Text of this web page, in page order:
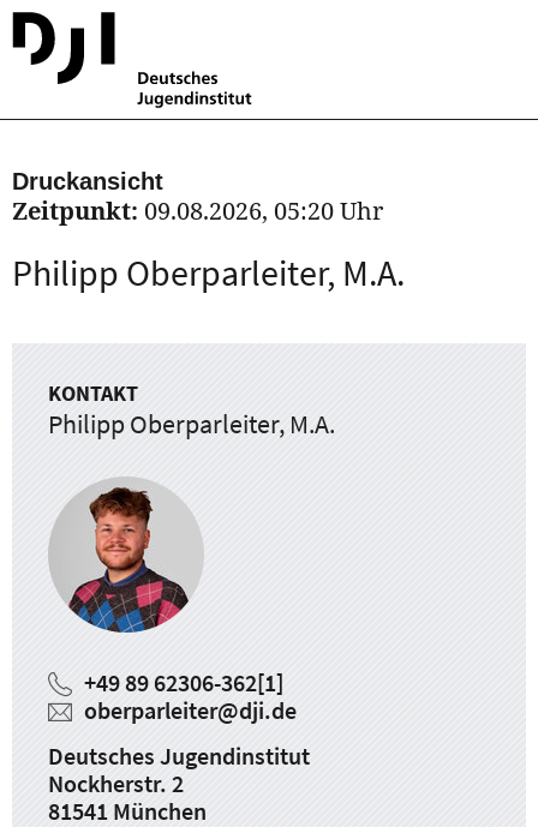
Druckansicht
Zeitpunkt: 09.08.2026, 05:20 Uhr
Philipp Oberparleiter, M.A.
KONTAKT
Philipp Oberparleiter, M.A.
+49 89 62306-362[1]
oberparleiter@dji.de
Deutsches Jugendinstitut
Nockherstr. 2
81541 München